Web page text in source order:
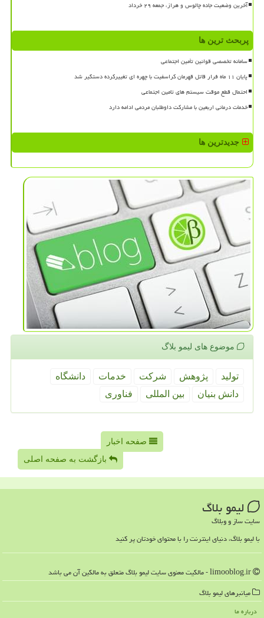
آخرین وضعیت جاده چالوس و هراز، جمعه ۲۹ خرداد
پربحث ترین ها
سامانه تخصصی قوانین تأمین اجتماعی
پایان ۱۱ ماه فرار قاتل قهرمان کراسفیت با چهره ای تغییرکرده دستگیر شد
احتمال قطع موقت سیستم های تامین اجتماعی
خدمات درمانی اربعین با مشارکت داوطلبان مردمی ادامه دارد
جدیدترین ها
موضوع های لیمو بلاگ
تولید پژوهش شركت خدمات
دانشگاه
دانش بنیان
بین المللی فناوری
صفحه اخبار
بازگشت به صفحه اصلی
لیمو بلاگ
سایت ساز و وبلاگ
با لیمو بلاگ، دنیای اینترنت را با محتوای خودتان پر کنید
میانبرهای لیمو بلاگ
درباره ما